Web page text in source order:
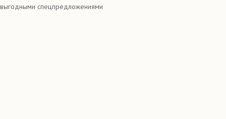
выгодными спецпредложениями